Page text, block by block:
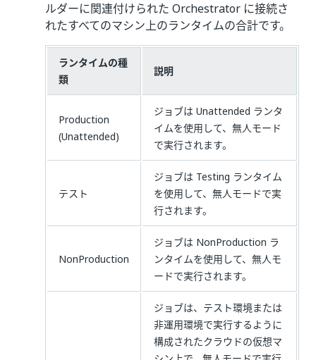
ルダーに関連付けられた Orchestrator に接続さ
れたすべてのマシン上のランタイムの合計です。
ランタイムの種
類
説明
Production
(Unattended)
ジョブは Unattended ランタ
イムを使用して、無人モード
で実行されます。
テスト
ジョブは Testing ランタイム
を使用して、無人モードで実
行されます。
NonProduction
ジョブは NonProduction ラ
ンタイムを使用して、無人モ
ードで実行されます。
ジョブは、テスト環境または
非運用環境で実行するように
構成されたクラウドの仮想マ